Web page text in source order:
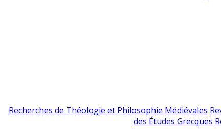
Recherches de Théologie et Philosophie Médiévales
des Études Grecques